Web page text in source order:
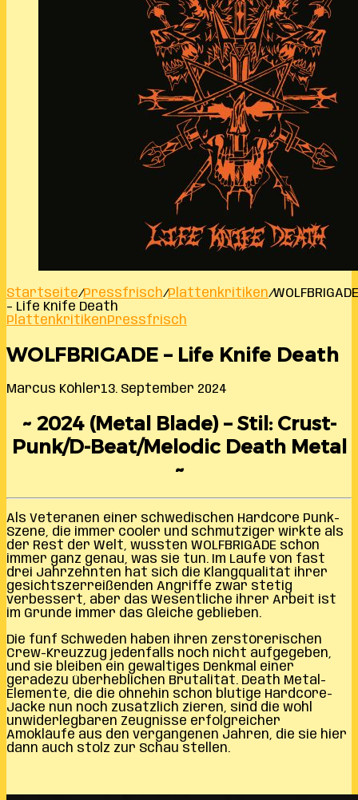
Startseite/Pressfrisch/Plattenkritiken/WOLFBRIGADE
– Life Knife Death
PlattenkritikenPressfrisch
WOLFBRIGADE – Life Knife Death
Marcus Köhler13. September 2024
~ 2024 (Metal Blade) – Stil: Crust-
Punk/D-Beat/Melodic Death Metal
~
Als Veteranen einer schwedischen Hardcore Punk-
Szene, die immer cooler und schmutziger wirkte als
der Rest der Welt, wussten WOLFBRIGADE schon
immer ganz genau, was sie tun. Im Laufe von fast
drei Jahrzehnten hat sich die Klangqualität ihrer
gesichtszerreißenden Angriffe zwar stetig
verbessert, aber das Wesentliche ihrer Arbeit ist
im Grunde immer das Gleiche geblieben.
Die fünf Schweden haben ihren zerstörerischen
Crew-Kreuzzug jedenfalls noch nicht aufgegeben,
und sie bleiben ein gewaltiges Denkmal einer
geradezu überheblichen Brutalität. Death Metal-
Elemente, die die ohnehin schon blutige Hardcore-
Jacke nun noch zusätzlich zieren, sind die wohl
unwiderlegbaren Zeugnisse erfolgreicher
Amokläufe aus den vergangenen Jahren, die sie hier
dann auch stolz zur Schau stellen.